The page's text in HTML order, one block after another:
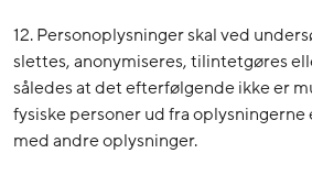
12. Personoplysninger skal ved
slettes, anonymiseres, tilintetgøres
således at det efterfølgende ikke er
fysiske personer ud fra
med andre oplysninger.